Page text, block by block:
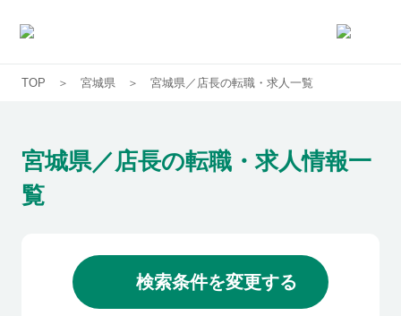
求人一覧
企業一覧
TOP 宮城県 宮城県／店長の転職・求人一覧
宮城県／店長の転職・求人情報一
覧
検索条件を変更する